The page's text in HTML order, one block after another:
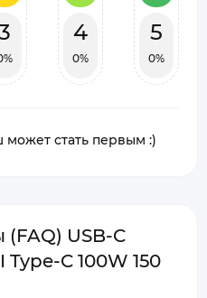
4
0%
5
0%
может стать первым :)
USB-C
C 100W 150